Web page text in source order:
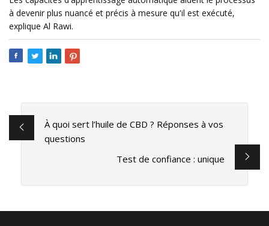
à devenir plus nuancé et précis à mesure qu'il est exécuté,
explique Al Rawi.
À quoi sert l’huile de CBD ? Réponses à vos
questions
Test de confiance : unique